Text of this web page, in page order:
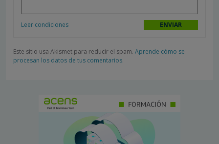
Leer condiciones
Este sitio usa Akismet para reducir el spam. Aprende cómo se
procesan los datos de tus comentarios.